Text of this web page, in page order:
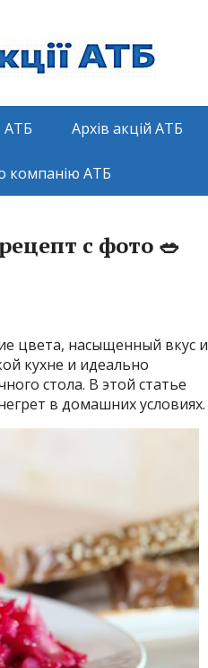
АТБ Архів акцій АТБ
компанію АТБ
с фото 🥗
цвета, насыщенный вкус и
кухне и идеально
стола. В этой статье
в домашних условиях.